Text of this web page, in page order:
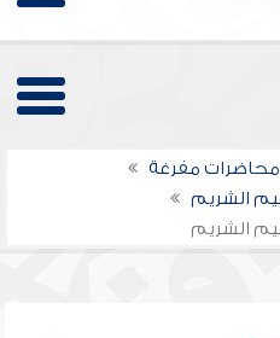
محاضرات مفرغة